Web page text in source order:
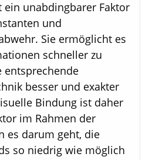
unabdingbarer Faktor
und
Sie ermöglicht es
schneller zu
entsprechende
besser und exakter
Bindung ist daher
im Rahmen der
es darum geht, die
so niedrig wie möglich